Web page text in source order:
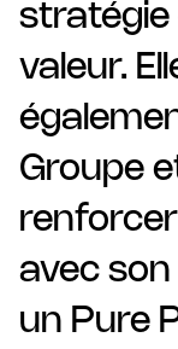
stratégie
valeur.
Groupe
avec
un Pure